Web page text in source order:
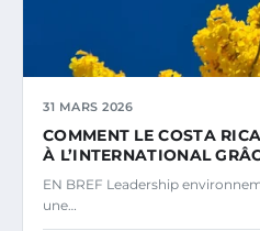
31 MARS 2026
COMMENT LE COSTA
À L’INTERNATIONAL
EN BREF Leadership
une…